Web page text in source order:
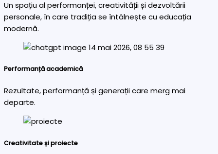
Un spațiu al performanței, creativității și dezvoltării
personale, în care tradiția se întâlnește cu educația
modernă.
Performanță academică
Rezultate, performanță și generații care merg mai
departe.
Creativitate și proiecte